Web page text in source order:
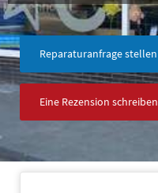
Reparaturanfrage stellen
Eine Rezension schreiben